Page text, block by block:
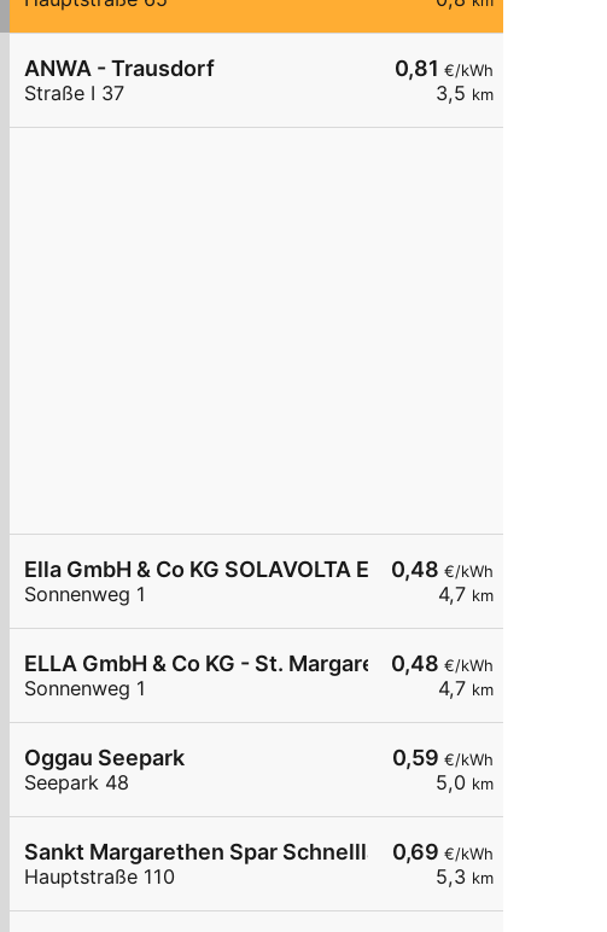
0,81 €/kWh
3,5 km
ANWA - Trausdorf
Straße I 37
0,48 €/kWh
4,7 km
Ella GmbH & Co KG SOLAVOLTA Energie- und
Sonnenweg 1
0,48 €/kWh
4,7 km
ELLA GmbH & Co KG - St. Margarethen - Solavolta
Sonnenweg 1
0,59 €/kWh
5,0 km
Oggau Seepark
Seepark 48
0,69 €/kWh
5,3 km
Sankt Margarethen Spar Schnelllader DC150
Hauptstraße 110